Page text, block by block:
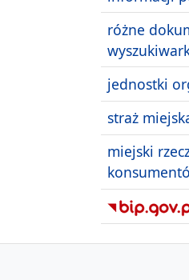
różne
jednostki
straż
miejski